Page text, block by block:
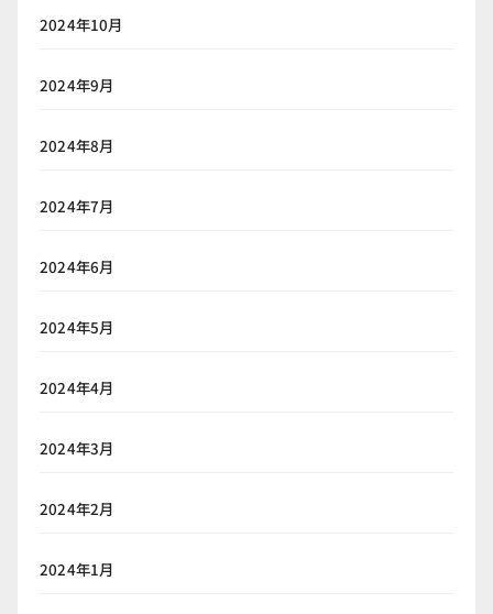
2024年10月
2024年9月
2024年8月
2024年7月
2024年6月
2024年5月
2024年4月
2024年3月
2024年2月
2024年1月